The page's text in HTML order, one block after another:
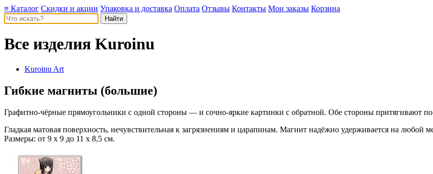
≡ Каталог Скидки и акции Упаковка и доставка Оплата Отзывы Контакты Мои заказы Корзина
Все изделия Kuroinu
Kuroinu Art
Гибкие магниты (большие)
Графитно-чёрные прямоугольники с одной стороны — и сочно-яркие картинки с обратной. Обе стороны притягивают
Гладкая матовая поверхность, нечувствительная к загрязнениям и царапинам. Магнит надёжно удерживается на любой
Размеры: от 9 х 9 до 11 х 8,5 см.